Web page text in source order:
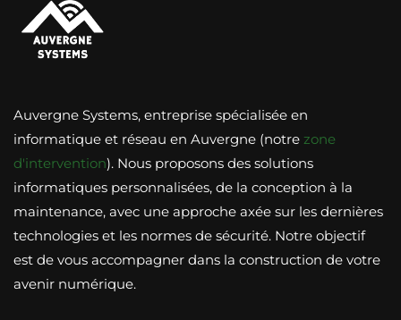
Auvergne Systems, entreprise spécialisée en
informatique et réseau en Auvergne (notre zone
d'intervention). Nous proposons des solutions
informatiques personnalisées, de la conception à la
maintenance, avec une approche axée sur les dernières
technologies et les normes de sécurité. Notre objectif
est de vous accompagner dans la construction de votre
avenir numérique.